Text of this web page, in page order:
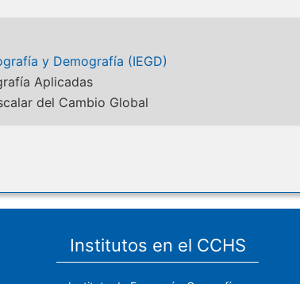
y Demografía (IEGD)
Aplicadas
del Cambio Global
Institutos en el CCHS